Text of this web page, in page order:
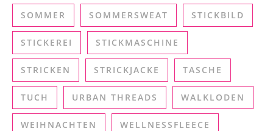
SOMMER SOMMERSWEAT STICKBILD
STICKEREI STICKMASCHINE
STRICKEN STRICKJACKE TASCHE
TUCH URBAN THREADS WALKLODEN
WEIHNACHTEN WELLNESSFLEECE